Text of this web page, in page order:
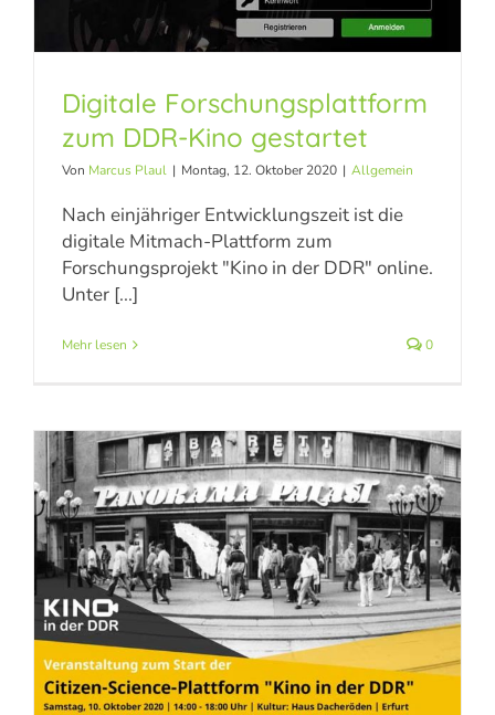
Digitale
Forschungsplattform
zum DDR-Kino gestartet
Digitale Forschungsplattform
zum DDR-Kino gestartet
Von Marcus Plaul | Montag, 12. Oktober 2020 | Allgemein
Nach einjähriger Entwicklungszeit ist die
digitale Mitmach-Plattform zum
Forschungsprojekt "Kino in der DDR" online.
Unter [...]
Mehr lesen 0